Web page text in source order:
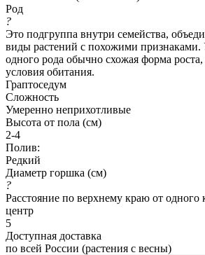
Род
?
Это подгруппа внутри семейства,
виды растений с похожими признаками.
одного рода обычно схожая форма роста,
условия обитания.
Граптоседум
Сложность
Умеренно неприхотливые
Высота от пола (см)
2-4
Полив:
Редкий
Диаметр горшка (см)
?
Расстояние по верхнему краю от одного
центр
5
Доступная доставка
по всей России (растения с весны)